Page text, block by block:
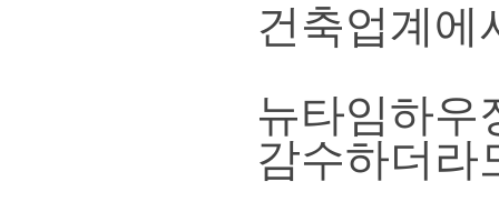
건축업계에
뉴타임하우
감수하더라